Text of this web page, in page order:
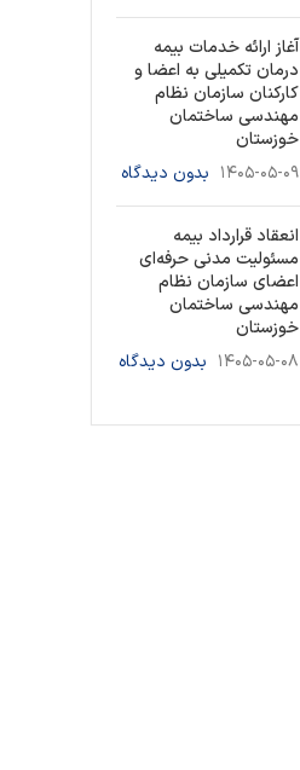
آغاز ارائه خدمات بیمه
درمان تکمیلی به اعضا و
کارکنان سازمان نظام
مهندسی ساختمان
خوزستان
۱۴۰۵-۰۵-۰۹ بدون دیدگاه
انعقاد قرارداد بیمه
مسئولیت مدنی حرفه‌ای
اعضای سازمان نظام
مهندسی ساختمان
خوزستان
۱۴۰۵-۰۵-۰۸ بدون دیدگاه